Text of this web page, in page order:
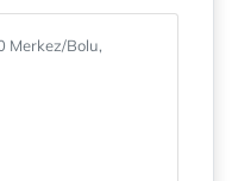
Merkez/Bolu,